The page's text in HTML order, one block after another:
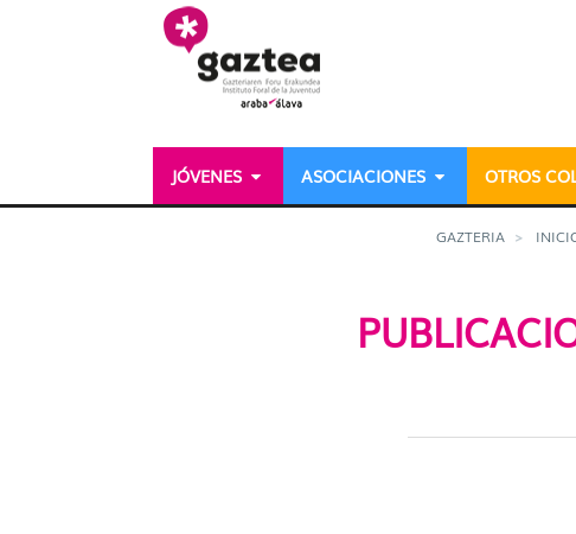
Saltar al contenido principal
JÓVENES ASOCIACIONES OTROS
Publicaciones de GAZTERIA